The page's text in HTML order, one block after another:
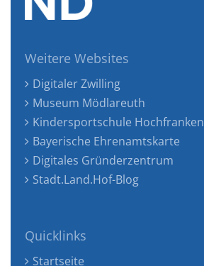
Weitere Websites
Digitaler Zwilling
Museum Mödlareuth
Kindersportschule Hochfranken
Bayerische Ehrenamtskarte
Digitales Gründerzentrum
Stadt.Land.Hof-Blog
Quicklinks
Startseite